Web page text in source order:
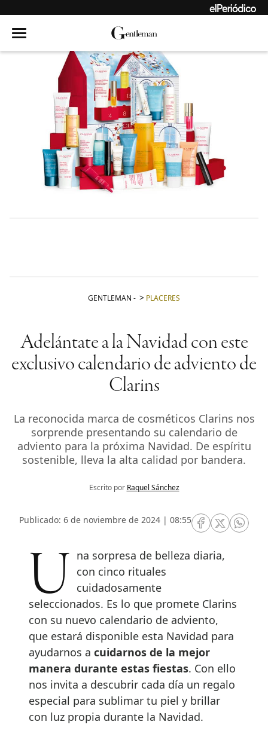
GENTLEMAN - PLACERES
Adelántate a la Navidad con este
exclusivo calendario de adviento de
Clarins
La reconocida marca de cosméticos Clarins nos
sorprende presentando su calendario de
adviento para la próxima Navidad. De espíritu
sostenible, lleva la alta calidad por bandera.
Escrito por Raquel Sánchez
Publicado: 6 de noviembre de 2024 | 08:55
RRSS Facebook
RRSSRRSS
Una sorpresa de belleza diaria,
con cinco rituales
cuidadosamente
seleccionados. Es lo que promete Clarins
con su nuevo calendario de adviento,
que estará disponible esta Navidad para
ayudarnos a cuidarnos de la mejor
manera durante estas fiestas. Con ello
nos invita a descubrir cada día un regalo
especial para sublimar tu piel y brillar
con luz propia durante la Navidad.